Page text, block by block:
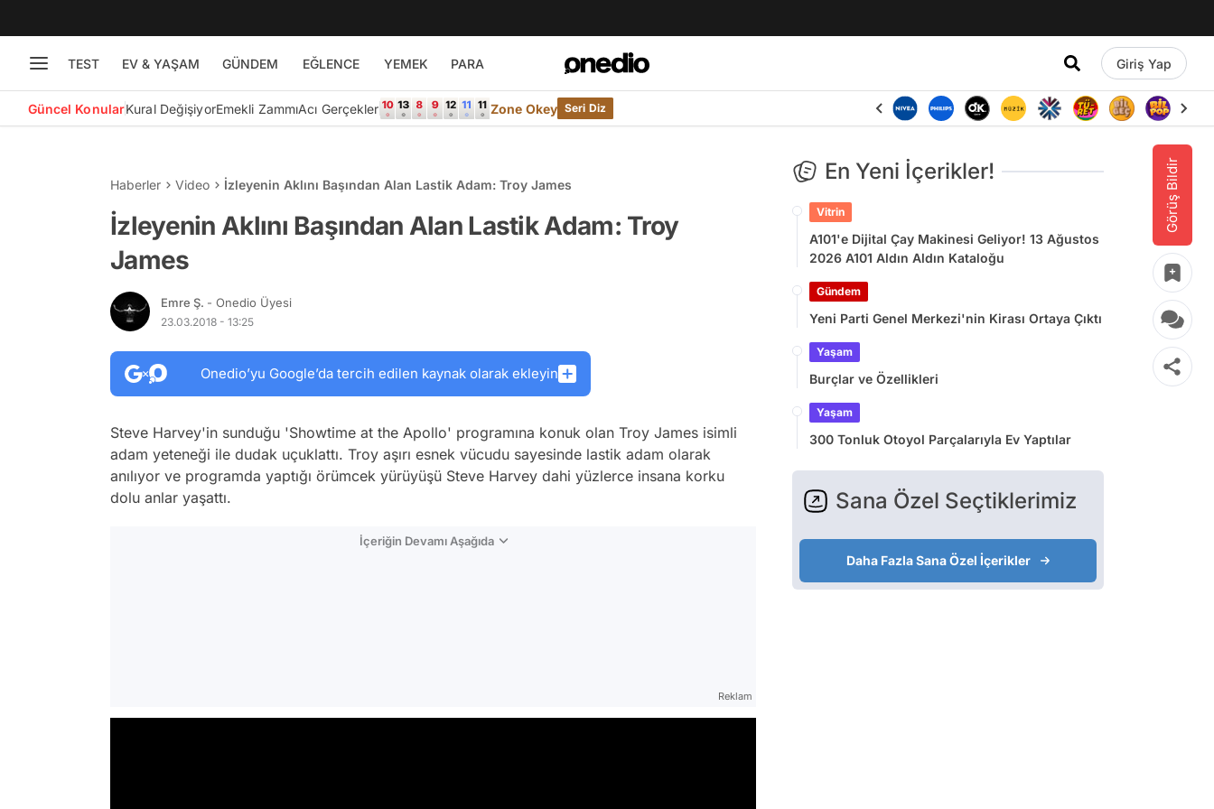
TEST EV & YAŞAM GÜNDEM EĞLENCE YEMEK PARA Giriş Yap
Güncel KonularKural DeğişiyorEmekli ZammıAcı Gerçekler Zone Okey Seri Diz
Görüş Bildir
Haberler Video İzleyenin Aklını Başından Alan Lastik Adam: Troy James
İzleyenin Aklını Başından Alan Lastik Adam: Troy
James
Emre Ş. - Onedio Üyesi
23.03.2018 - 13:25
Onedio’yu Google’da tercih edilen kaynak olarak ekleyin
Steve Harvey'in sunduğu 'Showtime at the Apollo' programına konuk olan Troy James isimli
adam yeteneği ile dudak uçuklattı. Troy aşırı esnek vücudu sayesinde lastik adam olarak
anılıyor ve programda yaptığı örümcek yürüyüşü Steve Harvey dahi yüzlerce insana korku
dolu anlar yaşattı.
İçeriğin Devamı Aşağıda
Reklam
En Yeni İçerikler!
Vitrin
A101'e Dijital Çay Makinesi Geliyor! 13 Ağustos
2026 A101 Aldın Aldın Kataloğu
Gündem
Yeni Parti Genel Merkezi'nin Kirası Ortaya Çıktı
Yaşam
Burçlar ve Özellikleri
Yaşam
300 Tonluk Otoyol Parçalarıyla Ev Yaptılar
Sana Özel Seçtiklerimiz
Daha Fazla Sana Özel İçerikler